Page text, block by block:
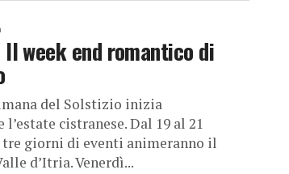
Il week end romantico di
del Solstizio inizia
cistranese. Dal 19 al 21
tre giorni di eventi animeranno il
d’Itria. Venerdì...